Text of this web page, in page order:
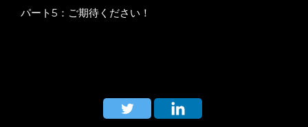
パート5：ご期待ください！